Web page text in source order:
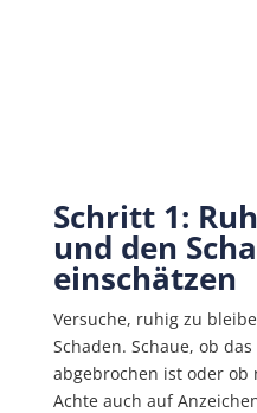
Schritt 1:
und den
einschätzen
Versuche, ruhig zu
Schaden. Schaue, ob
abgebrochen ist oder
Achte auch auf